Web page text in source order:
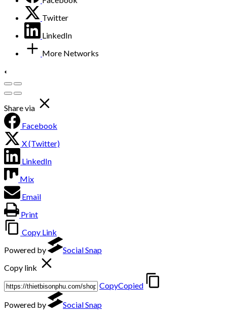
Twitter
LinkedIn
More Networks
Share via
Facebook
X (Twitter)
LinkedIn
Mix
Email
Print
Copy Link
Powered by
Social Snap
Copy link
CopyCopied
Powered by
Social Snap